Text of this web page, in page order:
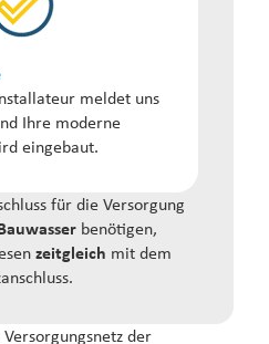
meldet uns
Ihre moderne
eingebaut.
für die Versorgung
benötigen,
zeitgleich mit dem
der